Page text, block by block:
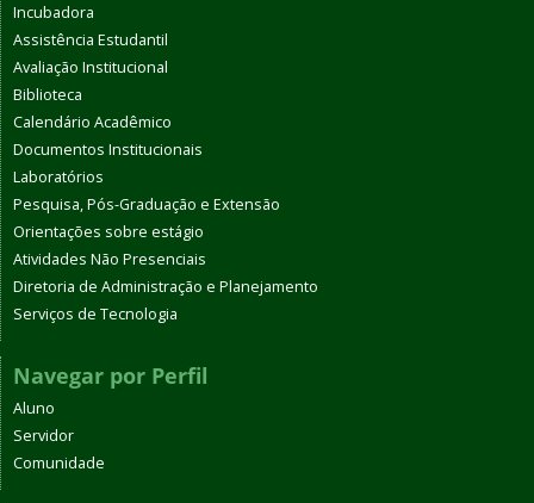
Incubadora
Assistência Estudantil
Avaliação Institucional
Biblioteca
Calendário Acadêmico
Documentos Institucionais
Laboratórios
Pesquisa, Pós-Graduação e Extensão
Orientações sobre estágio
Atividades Não Presenciais
Diretoria de Administração e Planejamento
Serviços de Tecnologia
Navegar por Perfil
Aluno
Servidor
Comunidade